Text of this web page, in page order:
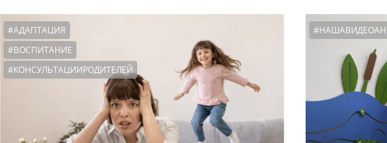
#АДАПТАЦИЯ
#ВОСПИТАНИЕ
#КОНСУЛЬТАЦИИРОДИТЕЛЕЙ